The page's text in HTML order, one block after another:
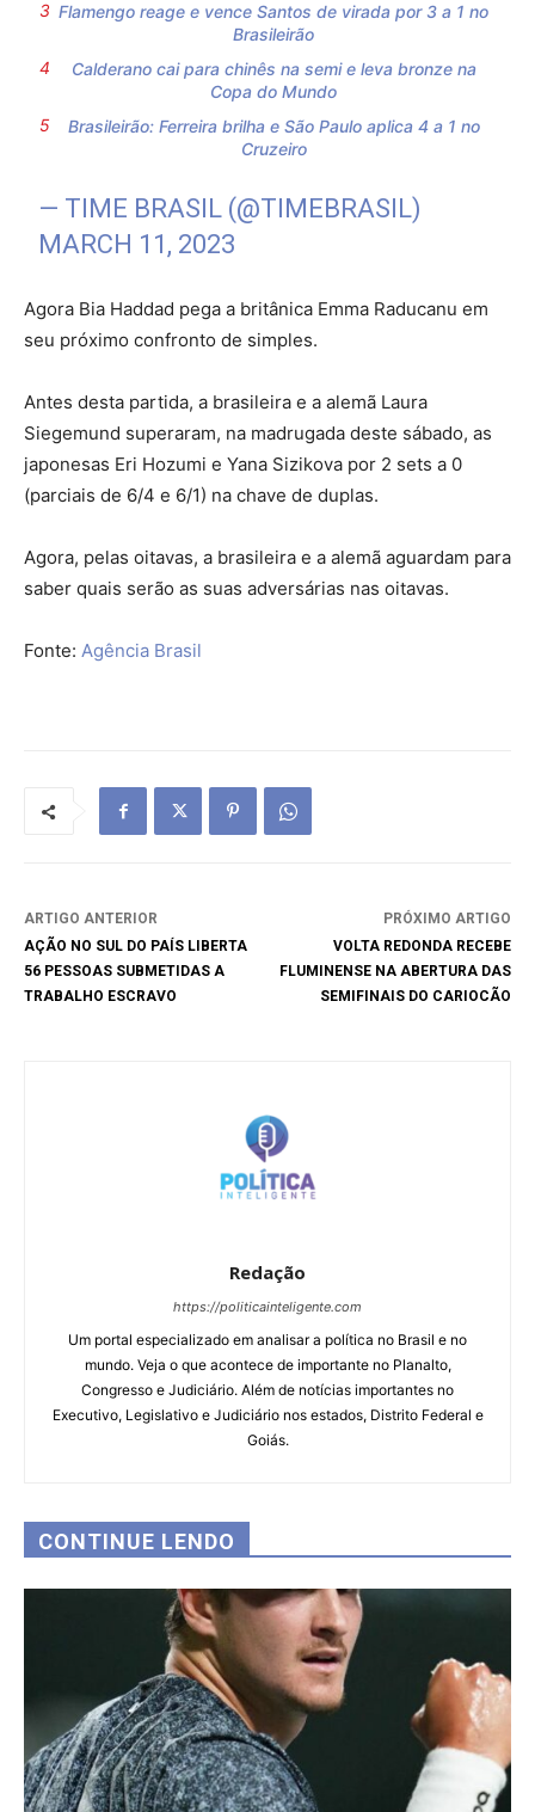
Flamengo reage e vence Santos de virada por 3 a 1 no
Brasileirão
Calderano cai para chinês na semi e leva bronze na
Copa do Mundo
Brasileirão: Ferreira brilha e São Paulo aplica 4 a 1 no
Cruzeiro
— TIME BRASIL (@TIMEBRASIL)
MARCH 11, 2023
Agora Bia Haddad pega a britânica Emma Raducanu em
seu próximo confronto de simples.
Antes desta partida, a brasileira e a alemã Laura
Siegemund superaram, na madrugada deste sábado, as
japonesas Eri Hozumi e Yana Sizikova por 2 sets a 0
(parciais de 6/4 e 6/1) na chave de duplas.
Agora, pelas oitavas, a brasileira e a alemã aguardam para
saber quais serão as suas adversárias nas oitavas.
Fonte: Agência Brasil
ARTIGO ANTERIOR
AÇÃO NO SUL DO PAÍS LIBERTA
56 PESSOAS SUBMETIDAS A
TRABALHO ESCRAVO
PRÓXIMO ARTIGO
VOLTA REDONDA RECEBE
FLUMINENSE NA ABERTURA DAS
SEMIFINAIS DO CARIOCÃO
Redação
https://politicainteligente.com
Um portal especializado em analisar a política no Brasil e no
mundo. Veja o que acontece de importante no Planalto,
Congresso e Judiciário. Além de notícias importantes no
Executivo, Legislativo e Judiciário nos estados, Distrito Federal e
Goiás.
CONTINUE LENDO